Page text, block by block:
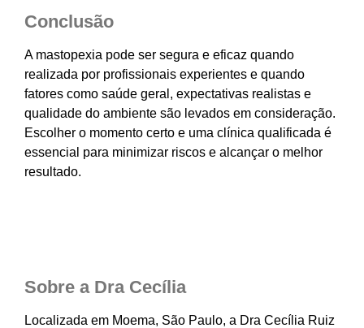
Conclusão
A mastopexia pode ser segura e eficaz quando
realizada por profissionais experientes e quando
fatores como saúde geral, expectativas realistas e
qualidade do ambiente são levados em consideração.
Escolher o momento certo e uma clínica qualificada é
essencial para minimizar riscos e alcançar o melhor
resultado.
Sobre a Dra Cecília
Localizada em Moema, São Paulo, a Dra Cecília Ruiz